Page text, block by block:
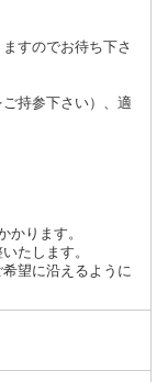
すのでお待ち下さ
持参下さい）、適
ります。
たします。
望に沿えるように